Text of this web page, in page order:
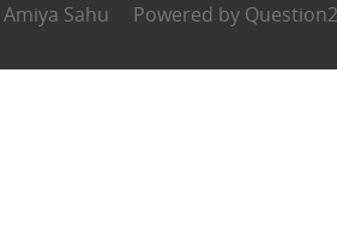
Amiya Sahu Powered by